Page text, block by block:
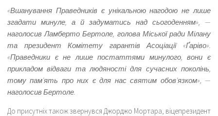
«Вшанування Праведників є унікальною нагодою не лише
згадати минуле, а й задуматись над сьогоденням», —
наголосив Ламберто Бертоле, голова Міської ради Мілану
та президент Комітету гарантів Асоціації «Ґаріво».
«Праведники є не лише постаттями минулого, вони є
прикладом відваги та людяності для сучасних поколінь,
тому пам’ять про них є для нас святим обов’язком», —
наголосив Бертоле.
До присутніх також звернувся Джорджо Мортара, віцепрезидент